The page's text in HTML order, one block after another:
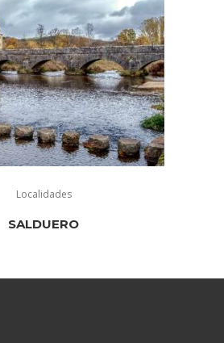
Localidades
SALDUERO